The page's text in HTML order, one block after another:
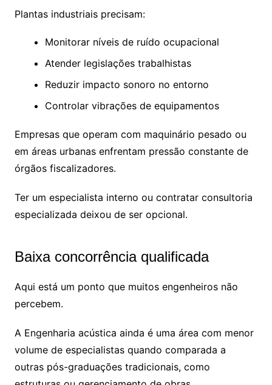
Plantas industriais precisam:
Monitorar níveis de ruído ocupacional
Atender legislações trabalhistas
Reduzir impacto sonoro no entorno
Controlar vibrações de equipamentos
Empresas que operam com maquinário pesado ou
em áreas urbanas enfrentam pressão constante de
órgãos fiscalizadores.
Ter um especialista interno ou contratar consultoria
especializada deixou de ser opcional.
Baixa concorrência qualificada
Aqui está um ponto que muitos engenheiros não
percebem.
A Engenharia acústica ainda é uma área com menor
volume de especialistas quando comparada a
outras pós-graduações tradicionais, como